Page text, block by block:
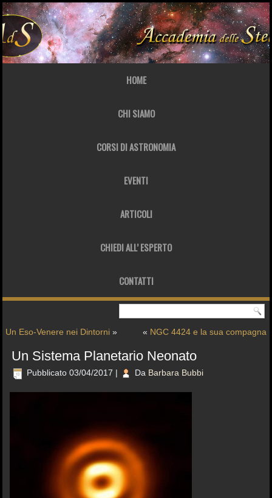
HOME
CHI SIAMO
CORSI DI ASTRONOMIA
EVENTI
ARTICOLI
CHIEDI ALL’ ESPERTO
CONTATTI
Un Eso-Venere nei Dintorni » « NGC 4424 e la sua compagna
Un Sistema Planetario Neonato
Pubblicato 03/04/2017 | Da Barbara Bubbi